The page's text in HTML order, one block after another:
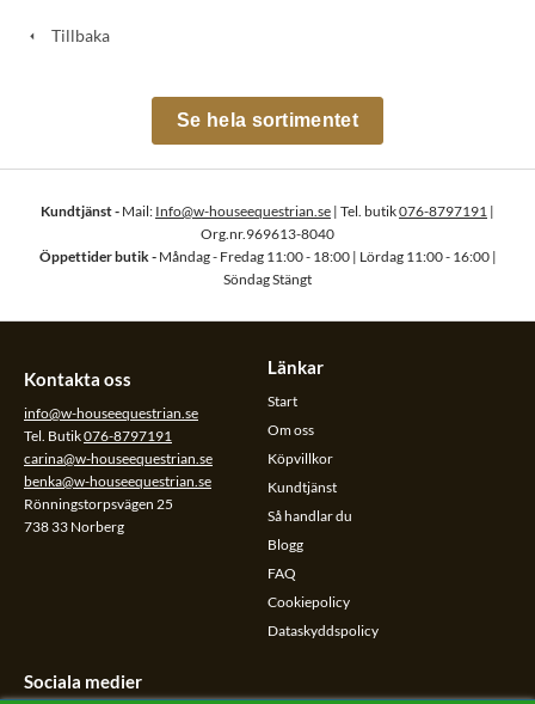
Tillbaka
Se hela sortimentet
Kundtjänst - Mail: Info@w-houseequestrian.se | Tel. butik076-8797191 |
Org.nr.969613-8040
Öppettider butik - Måndag - Fredag 11:00 - 18:00 | Lördag 11:00 - 16:00 |
Söndag Stängt
Kontakta oss
info@w-houseequestrian.se
Tel. Butik076-8797191
carina@w-houseequestrian.se
benka@w-houseequestrian.se
Rönningstorpsvägen 25
738 33 Norberg
Länkar
Start
Om oss
Köpvillkor
Kundtjänst
Så handlar du
Blogg
FAQ
Cookiepolicy
Dataskyddspolicy
Sociala medier